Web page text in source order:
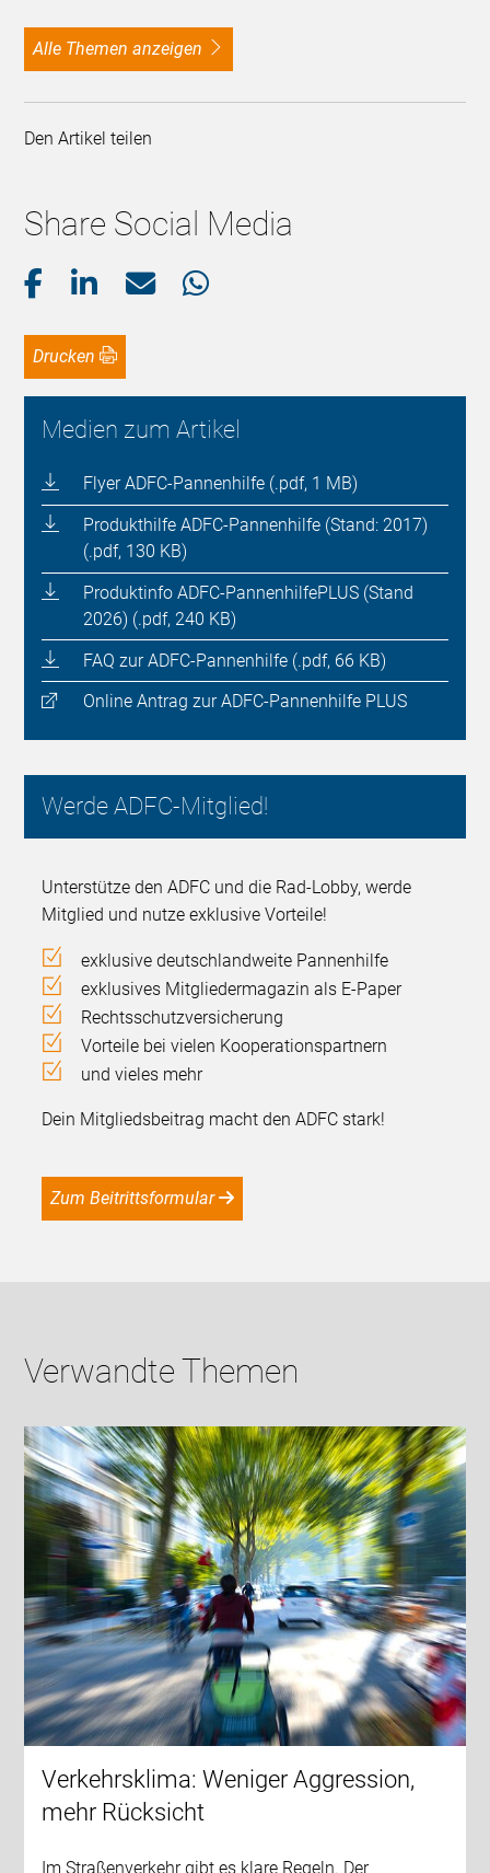
alle Themen anzeigen
Den Artikel teilen
Share Social Media
Drucken
Medien zum Artikel
Flyer ADFC-Pannenhilfe (.pdf, 1 MB)
Produkthilfe ADFC-Pannenhilfe (Stand: 2017)
(.pdf, 130 KB)
Produktinfo ADFC-PannenhilfePLUS (Stand
2026) (.pdf, 240 KB)
FAQ zur ADFC-Pannenhilfe (.pdf, 66 KB)
Online Antrag zur ADFC-Pannenhilfe PLUS
Werde ADFC-Mitglied!
Unterstütze den ADFC und die Rad-Lobby, werde
Mitglied und nutze exklusive Vorteile!
exklusive deutschlandweite Pannenhilfe
exklusives Mitgliedermagazin als E-Paper
Rechtsschutzversicherung
Vorteile bei vielen Kooperationspartnern
und vieles mehr
Dein Mitgliedsbeitrag macht den ADFC stark!
Zum Beitrittsformular
Verwandte Themen
Verkehrsklima: Weniger Aggression,
mehr Rücksicht
Im Straßenverkehr gibt es klare Regeln. Der